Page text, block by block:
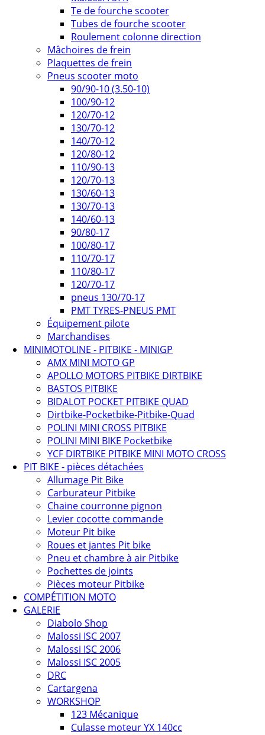
Te de fourche scooter
Tubes de fourche scooter
Roulement colonne direction
Mâchoires de frein
Plaquettes de frein
Pneus scooter moto
90/90-10 (3.50-10)
100/90-12
120/70-12
130/70-12
140/70-12
120/80-12
110/90-13
120/70-13
130/60-13
130/70-13
140/60-13
90/80-17
100/80-17
110/70-17
110/80-17
120/70-17
pneus 130/70-17
PMT TYRES-PNEUS PMT
Équipement pilote
Marchandises
MINIMOTOLINE - PITBIKE - MINIGP
AMX MINI MOTO GP
APOLLO MOTORS PITBIKE DIRTBIKE
BASTOS PITBIKE
BIDALOT POCKET PITBIKE QUAD
Dirtbike-Pocketbike-Pitbike-Quad
POLINI MINI CROSS PITBIKE
POLINI MINI BIKE Pocketbike
YCF DIRTBIKE PITBIKE MINI MOTO CROSS
PIT BIKE - pièces détachées
Allumage Pit Bike
Carburateur Pitbike
Chaine courronne pignon
Levier cocotte commande
Moteur Pit bike
Roues et jantes Pit bike
Pneu et chambre à air Pitbike
Pochettes de joints
Pièces moteur Pitbike
COMPÉTITION MOTO
GALERIE
Diabolo Shop
Malossi ISC 2007
Malossi ISC 2006
Malossi ISC 2005
DRC
Cartargena
WORKSHOP
123 Mécanique
Culasse moteur YX 140cc